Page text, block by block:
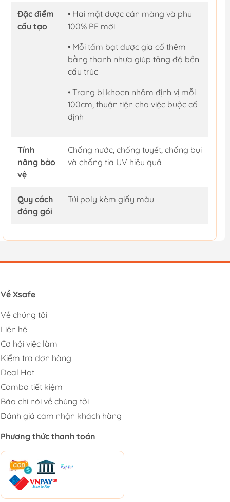
Đặc điểm
cấu tạo
• Hai mặt được cán màng và phủ
100% PE mới
• Mỗi tấm bạt được gia cố thêm
bằng thanh nhựa giúp tăng độ bền
cấu trúc
• Trang bị khoen nhôm định vị mỗi
100cm, thuận tiện cho việc buộc cố
định
Tính
năng bảo
vệ
Chống nước, chống tuyết, chống bụi
và chống tia UV hiệu quả
Quy cách
đóng gói
Túi poly kèm giấy màu
Về Xsafe
Về chúng tôi
Liên hệ
Cơ hội việc làm
Kiểm tra đơn hàng
Deal Hot
Combo tiết kiệm
Báo chí nói về chúng tôi
Đánh giá cảm nhận khách hàng
Phương thức thanh toán